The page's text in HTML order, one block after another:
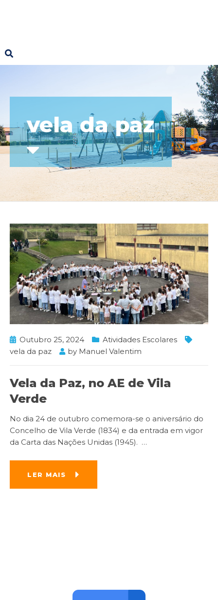
vela da paz
Outubro 25, 2024
Atividades Escolares
vela da paz
by Manuel Valentim
Vela da Paz, no AE de Vila
Verde
No dia 24 de outubro comemora-se o aniversário do
Concelho de Vila Verde (1834) e da entrada em vigor
da Carta das Nações Unidas (1945). …
LER MAIS